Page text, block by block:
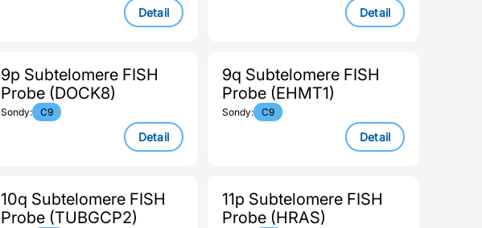
Detail Detail
9p Subtelomere FISH
Probe (DOCK8)
Sondy: C9
Detail
9q Subtelomere FISH
Probe (EHMT1)
Sondy: C9
Detail
10q Subtelomere FISH
Probe (TUBGCP2)
11p Subtelomere FISH
Probe (HRAS)